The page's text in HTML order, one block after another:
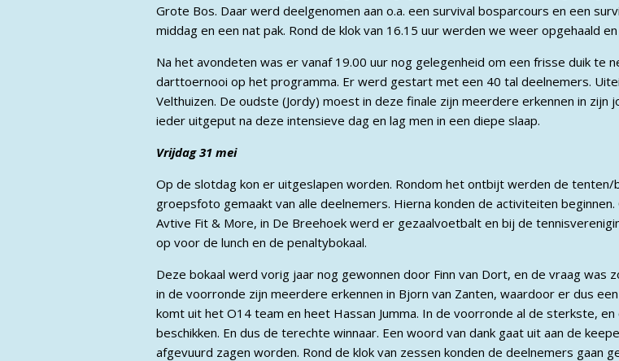
Grote Bos. Daar werd deelgenomen aan o.a. een survival bosparcours en een
middag en een nat pak. Rond de klok van 16.15 uur werden we weer opgehaald
Na het avondeten was er vanaf 19.00 uur nog gelegenheid om een frisse duik te
darttoernooi op het programma. Er werd gestart met een 40 tal deelnemers.
Velthuizen. De oudste (Jordy) moest in deze finale zijn meerdere erkennen in zijn
ieder uitgeput na deze intensieve dag en lag men in een diepe slaap.
Vrijdag 31 mei
Op de slotdag kon er uitgeslapen worden. Rondom het ontbijt werden de
groepsfoto gemaakt van alle deelnemers. Hierna konden de activiteiten
Avtive Fit & More, in De Breehoek werd er gezaalvoetbalt en bij de
op voor de lunch en de penaltybokaal.
Deze bokaal werd vorig jaar nog gewonnen door Finn van Dort, en de vraag was
in de voorronde zijn meerdere erkennen in Bjorn van Zanten, waardoor er dus
komt uit het O14 team en heet Hassan Jumma. In de voorronde al de sterkste,
beschikken. En dus de terechte winnaar. Een woord van dank gaat uit aan de
afgevuurd zagen worden. Rond de klok van zessen konden de deelnemers gaan